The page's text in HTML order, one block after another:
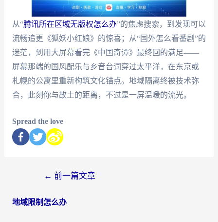
从“腾讯所在区域无版权怎么办”的焦虑搜索，到发现可以
流畅追更《狐妖小红娘》的惊喜；从“国外怎么看番剧”的
迷茫，到用大屏幕看完《中国奇谭》最终回的满足——
屏幕那端的国风配乐与乡音台词穿过太平洋，在东京或
札幌的公寓里重新构筑文化锚点。地域隔离终被技术弥
合，此刻你与故土的距离，不过是一屏温暖的流光。
Spread the love
← 前一篇文章
地域限制怎么办